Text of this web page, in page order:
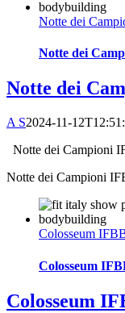
Notte dei
Notte dei
Notte dei
A S2024-11-
Notte dei Campioni
Notte dei Campioni
Colosseum
Colosseum
Colosseum